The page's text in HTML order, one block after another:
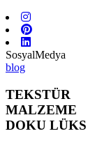
SosyalMedya
blog
TEKSTÜR
MALZEME
DOKU LÜKS